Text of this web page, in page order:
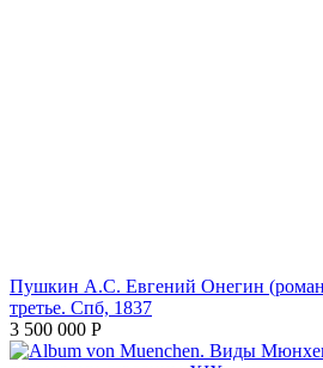
Пушкин А.С. Евгений Онегин (роман
третье. Спб, 1837
3 500 000 Р